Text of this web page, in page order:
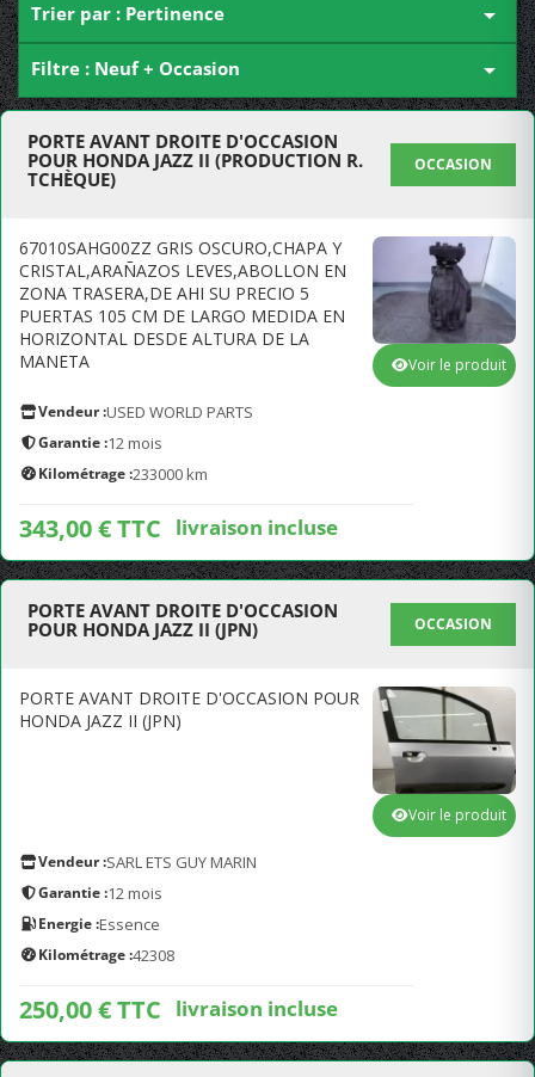
Trier par : Pertinence 
Filtre : Neuf + Occasion 
PORTE AVANT DROITE D'OCCASION
POUR HONDA JAZZ II (PRODUCTION R.
TCHÈQUE)
OCCASION
67010SAHG00ZZ GRIS OSCURO,CHAPA Y
CRISTAL,ARAÑAZOS LEVES,ABOLLON EN
ZONA TRASERA,DE AHI SU PRECIO 5
PUERTAS 105 CM DE LARGO MEDIDA EN
HORIZONTAL DESDE ALTURA DE LA
MANETA
Vendeur :USED WORLD PARTS
Garantie :12 mois
Kilométrage :233000 km
343,00 € TTC livraison incluse
Voir le produit
PORTE AVANT DROITE D'OCCASION
POUR HONDA JAZZ II (JPN)
OCCASION
PORTE AVANT DROITE D'OCCASION POUR
HONDA JAZZ II (JPN)
Vendeur :SARL ETS GUY MARIN
Garantie :12 mois
Energie :Essence
Kilométrage :42308
250,00 € TTC livraison incluse
Voir le produit